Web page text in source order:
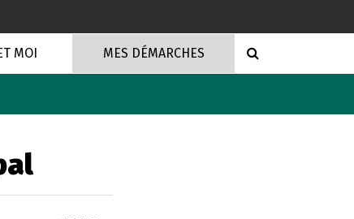
MOI MES DÉMARCHES